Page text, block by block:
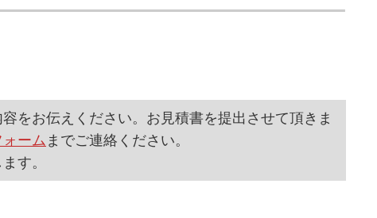
をお伝えください。お見積書を提出させて頂きま
ーム までご連絡ください。
す。